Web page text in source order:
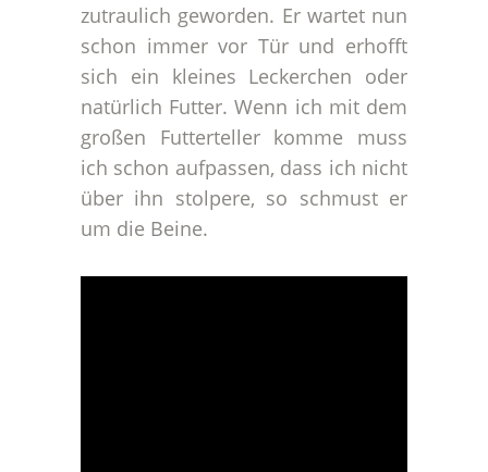
zutraulich geworden. Er wartet nun
schon immer vor Tür und erhofft
sich ein kleines Leckerchen oder
natürlich Futter. Wenn ich mit dem
großen Futterteller komme muss
ich schon aufpassen, dass ich nicht
über ihn stolpere, so schmust er
um die Beine.